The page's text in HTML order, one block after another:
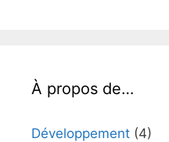
À propos de…
Développement (4)